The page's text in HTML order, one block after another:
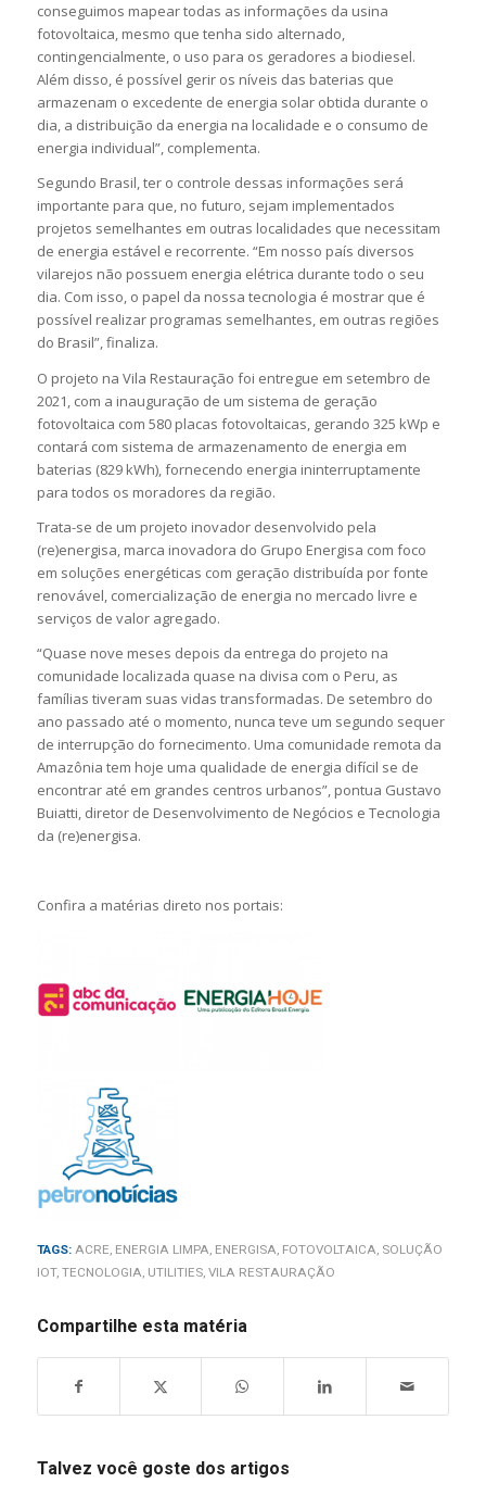
conseguimos mapear todas as informações da usina
fotovoltaica, mesmo que tenha sido alternado,
contingencialmente, o uso para os geradores a biodiesel.
Além disso, é possível gerir os níveis das baterias que
armazenam o excedente de energia solar obtida durante o
dia, a distribuição da energia na localidade e o consumo de
energia individual”, complementa.
Segundo Brasil, ter o controle dessas informações será
importante para que, no futuro, sejam implementados
projetos semelhantes em outras localidades que necessitam
de energia estável e recorrente. “Em nosso país diversos
vilarejos não possuem energia elétrica durante todo o seu
dia. Com isso, o papel da nossa tecnologia é mostrar que é
possível realizar programas semelhantes, em outras regiões
do Brasil”, finaliza.
O projeto na Vila Restauração foi entregue em setembro de
2021, com a inauguração de um sistema de geração
fotovoltaica com 580 placas fotovoltaicas, gerando 325 kWp e
contará com sistema de armazenamento de energia em
baterias (829 kWh), fornecendo energia ininterruptamente
para todos os moradores da região.
Trata-se de um projeto inovador desenvolvido pela
(re)energisa, marca inovadora do Grupo Energisa com foco
em soluções energéticas com geração distribuída por fonte
renovável, comercialização de energia no mercado livre e
serviços de valor agregado.
“Quase nove meses depois da entrega do projeto na
comunidade localizada quase na divisa com o Peru, as
famílias tiveram suas vidas transformadas. De setembro do
ano passado até o momento, nunca teve um segundo sequer
de interrupção do fornecimento. Uma comunidade remota da
Amazônia tem hoje uma qualidade de energia difícil se de
encontrar até em grandes centros urbanos”, pontua Gustavo
Buiatti, diretor de Desenvolvimento de Negócios e Tecnologia
da (re)energisa.
Confira a matérias direto nos portais:
TAGS: ACRE ENERGIA LIMPA ENERGISA FOTOVOLTAICA SOLUÇÃO
IOT, TECNOLOGIA UTILITIES, VILA RESTAURAÇÃO
Compartilhe esta matéria
Talvez você goste dos artigos